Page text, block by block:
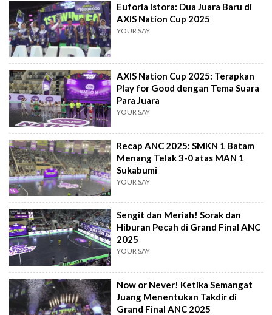
Euforia Istora: Dua Juara Baru di
AXIS Nation Cup 2025
YOUR SAY
AXIS Nation Cup 2025: Terapkan
Play for Good dengan Tema Suara
Para Juara
YOUR SAY
Recap ANC 2025: SMKN 1 Batam
Menang Telak 3-0 atas MAN 1
Sukabumi
YOUR SAY
Sengit dan Meriah! Sorak dan
Hiburan Pecah di Grand Final ANC
2025
YOUR SAY
Now or Never! Ketika Semangat
Juang Menentukan Takdir di
Grand Final ANC 2025